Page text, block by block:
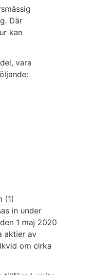
Där
kan
vara
(1)
in under
1 maj 2020
aktier av
om cirka